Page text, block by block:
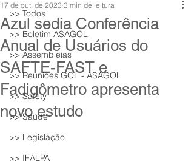
>> Todos
>> Boletim ASAGOL
>> Assembleias
>> Reuniões GOL - ASAGOL
>> Safety
>> Saúde
>> Legislação
>> IFALPA
Azul sedia Conferência
Anual de Usuários do
SAFTE-FAST e
Fadigômetro apresenta
novo estudo
17 de out. de 2023 3 min de leitura